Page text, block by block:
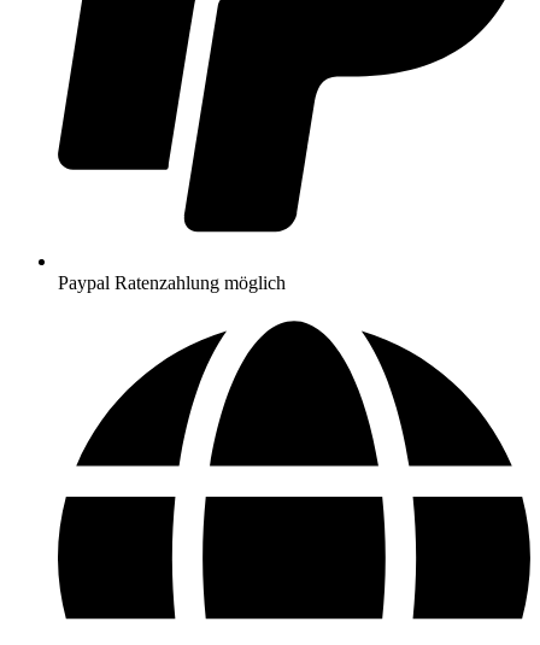
Paypal Ratenzahlung möglich